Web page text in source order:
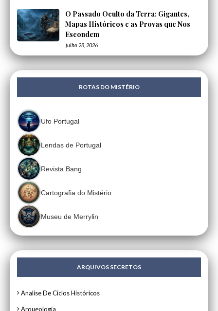
O Passado Oculto da Terra: Gigantes,
Mapas Históricos e as Provas que Nos
Escondem
julho 28, 2026
ROTAS DO MISTÉRIO
Ufo Portugal
Lendas de Portugal
Revista Bang
Cartografia do Mistério
Museu de Merrylin
ARQUIVOS SECRETOS
Analise De Ciclos Históricos
Arqueologia